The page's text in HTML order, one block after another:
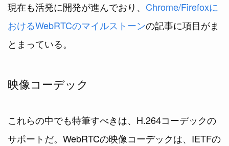
現在も活発に開発が進んでおり、 Chrome/Firefoxに
おけるWebRTCのマイルストーンの記事に項目がま
とまっている。
映像コーデック
これらの中でも特筆すべきは、H.264コーデックの
サポートだ。WebRTCの映像コーデックは、IETFの